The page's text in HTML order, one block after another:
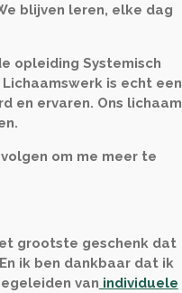
blijven leren, elke dag
opleiding Systemisch
is echt een
en ervaren. Ons lichaam
om me meer te
grootste geschenk dat
ik ben dankbaar dat ik
van individuele